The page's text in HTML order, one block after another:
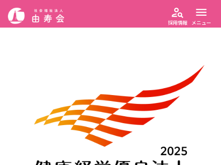
person_search
採用情報
menu
メニュー